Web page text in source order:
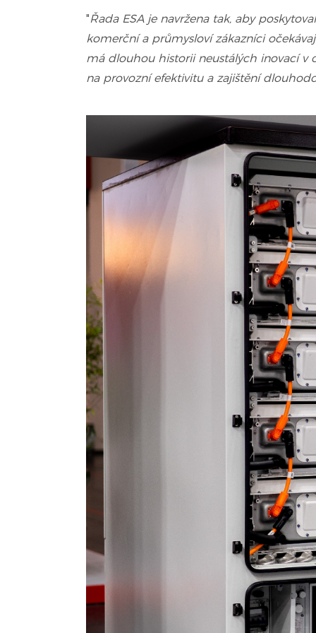
"Řada ESA je navržena tak, aby
komerční a průmysloví zákazníci
má dlouhou historii neustálých inovací v
na provozní efektivitu a zajištění